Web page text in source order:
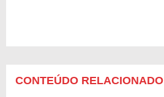
CONTEÚDO RELACIONADO